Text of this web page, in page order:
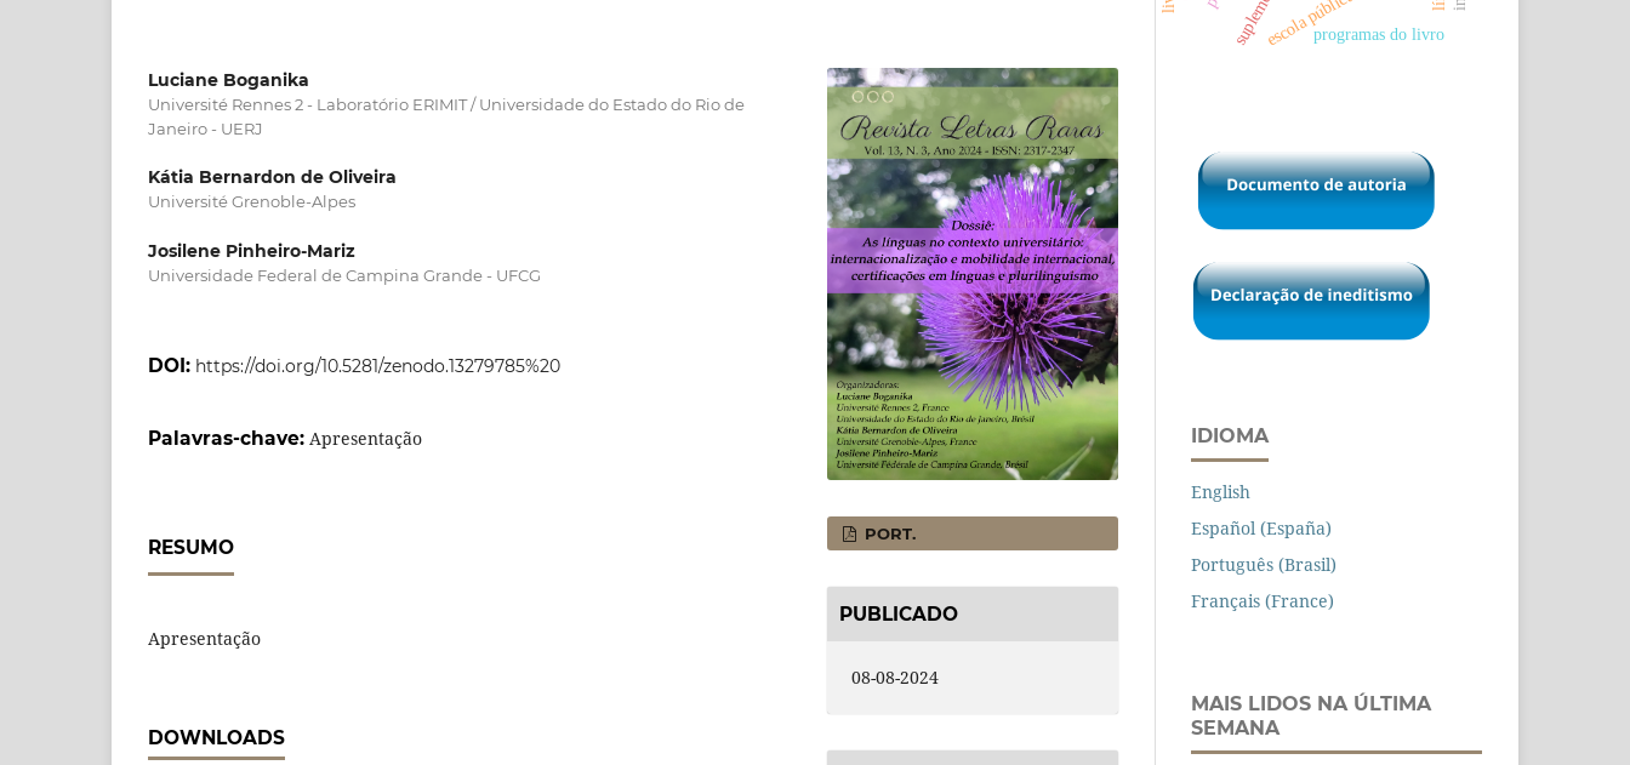
Luciane Boganika
Université Rennes 2 - Laboratório ERIMIT / Universidade do Estado do Rio de
Janeiro - UERJ
Kátia Bernardon de Oliveira
Université Grenoble-Alpes
Josilene Pinheiro-Mariz
Universidade Federal de Campina Grande - UFCG
DOI: https://doi.org/10.5281/zenodo.13279785%20
Palavras-chave: Apresentação
RESUMO
Apresentação
DOWNLOADS
PORT.
PUBLICADO
08-08-2024
escola públicaprogramas do livro
IDIOMA
English
Español (España)
Português (Brasil)
Français (France)
MAIS LIDOS NA ÚLTIMA
SEMANA